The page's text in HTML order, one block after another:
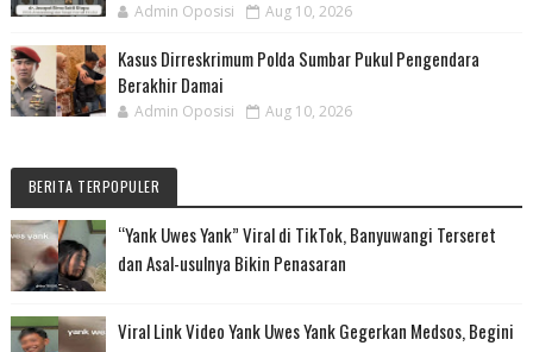
Admin Oposisi Aug 10, 2026
Kasus Dirreskrimum Polda Sumbar Pukul Pengendara
Berakhir Damai
Admin Oposisi Aug 10, 2026
BERITA TERPOPULER
“Yank Uwes Yank” Viral di TikTok, Banyuwangi Terseret
dan Asal-usulnya Bikin Penasaran
Viral Link Video Yank Uwes Yank Gegerkan Medsos, Begini